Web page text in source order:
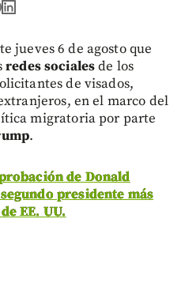
jueves 6 de agosto que
redes socialesde los
de visados,
en el marco del
migratoria por parte
.
de Donald
presidente más
EE. UU.